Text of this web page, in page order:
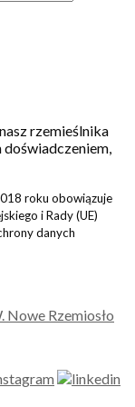
rzemieślnika
roku obowiązuje
i Rady (UE)
danych
Nowe Rzemiosło